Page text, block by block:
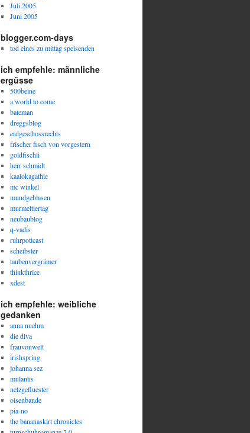
Juli 2005
Juni 2005
blogger.com-days
tod eines zu mittag speisenden
ich empfehle: männliche
ergüsse
500beine
a world to come
bateman
dreggsblog
erdgeschossrechts
frischer fisch von vorgestern
goldfischli
herr schmidt
kaalokagathie
mc winkel
mundgeblasen
murmeltiertag
neubaublog
q-vadis
ruhrpottcast
scheibster
taubenvergrämer
thinkthrice
xdest
ich empfehle: weibliche
gedanken
anna nuehm
die diva
frauvonwelt
irishspring
johanna sez
mulantis
netzgefluester
olsenbande
pia-no
the bananaskirt chronicles